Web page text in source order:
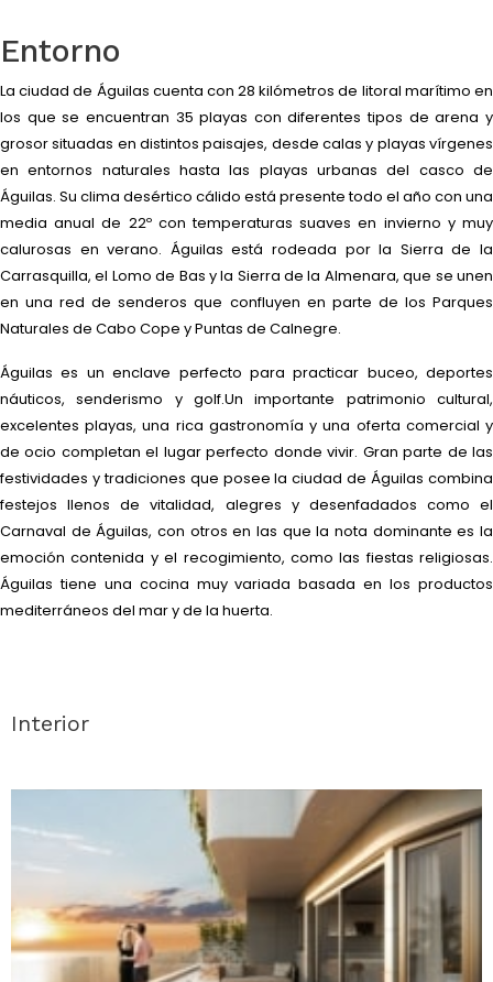
Entorno
La ciudad de Águilas cuenta con 28 kilómetros de litoral marítimo en
los que se encuentran 35 playas con diferentes tipos de arena y
grosor situadas en distintos paisajes, desde calas y playas vírgenes
en entornos naturales hasta las playas urbanas del casco de
Águilas. Su clima desértico cálido está presente todo el año con una
media anual de 22º con temperaturas suaves en invierno y muy
calurosas en verano. Águilas está rodeada por la Sierra de la
Carrasquilla, el Lomo de Bas y la Sierra de la Almenara, que se unen
en una red de senderos que confluyen en parte de los Parques
Naturales de Cabo Cope y Puntas de Calnegre.
Águilas es un enclave perfecto para practicar buceo, deportes
náuticos, senderismo y golf.Un importante patrimonio cultural,
excelentes playas, una rica gastronomía y una oferta comercial y
de ocio completan el lugar perfecto donde vivir. Gran parte de las
festividades y tradiciones que posee la ciudad de Águilas combina
festejos llenos de vitalidad, alegres y desenfadados como el
Carnaval de Águilas, con otros en las que la nota dominante es la
emoción contenida y el recogimiento, como las fiestas religiosas.
Águilas tiene una cocina muy variada basada en los productos
mediterráneos del mar y de la huerta.
Interior